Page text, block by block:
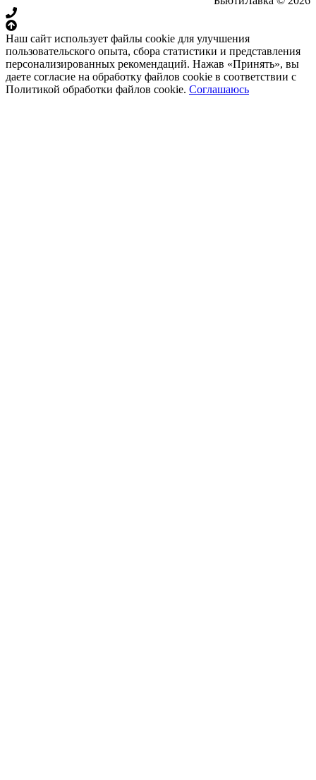
Наш сайт использует файлы cookie для улучшения
пользовательского опыта, сбора статистики и представления
персонализированных рекомендаций. Нажав «Принять», вы
даете согласие на обработку файлов cookie в соответствии с
Политикой обработки файлов cookie. Соглашаюсь